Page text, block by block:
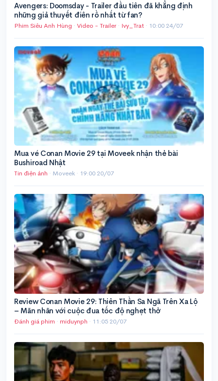
Avengers: Doomsday - Trailer đầu tiên đã khẳng định
những giả thuyết điên rồ nhất từ fan?
Phim Siêu Anh Hùng · Video - Trailer · Ivy_Trat · 10:00 24/07
Mua vé Conan Movie 29 tại Moveek nhận thẻ bài
Bushiroad Nhật
Tin điện ảnh · Moveek · 19:00 20/07
Review Conan Movie 29: Thiên Thần Sa Ngã Trên Xa Lộ
– Mãn nhãn với cuộc đua tốc độ nghẹt thở
Đánh giá phim · miduynph · 11:05 20/07